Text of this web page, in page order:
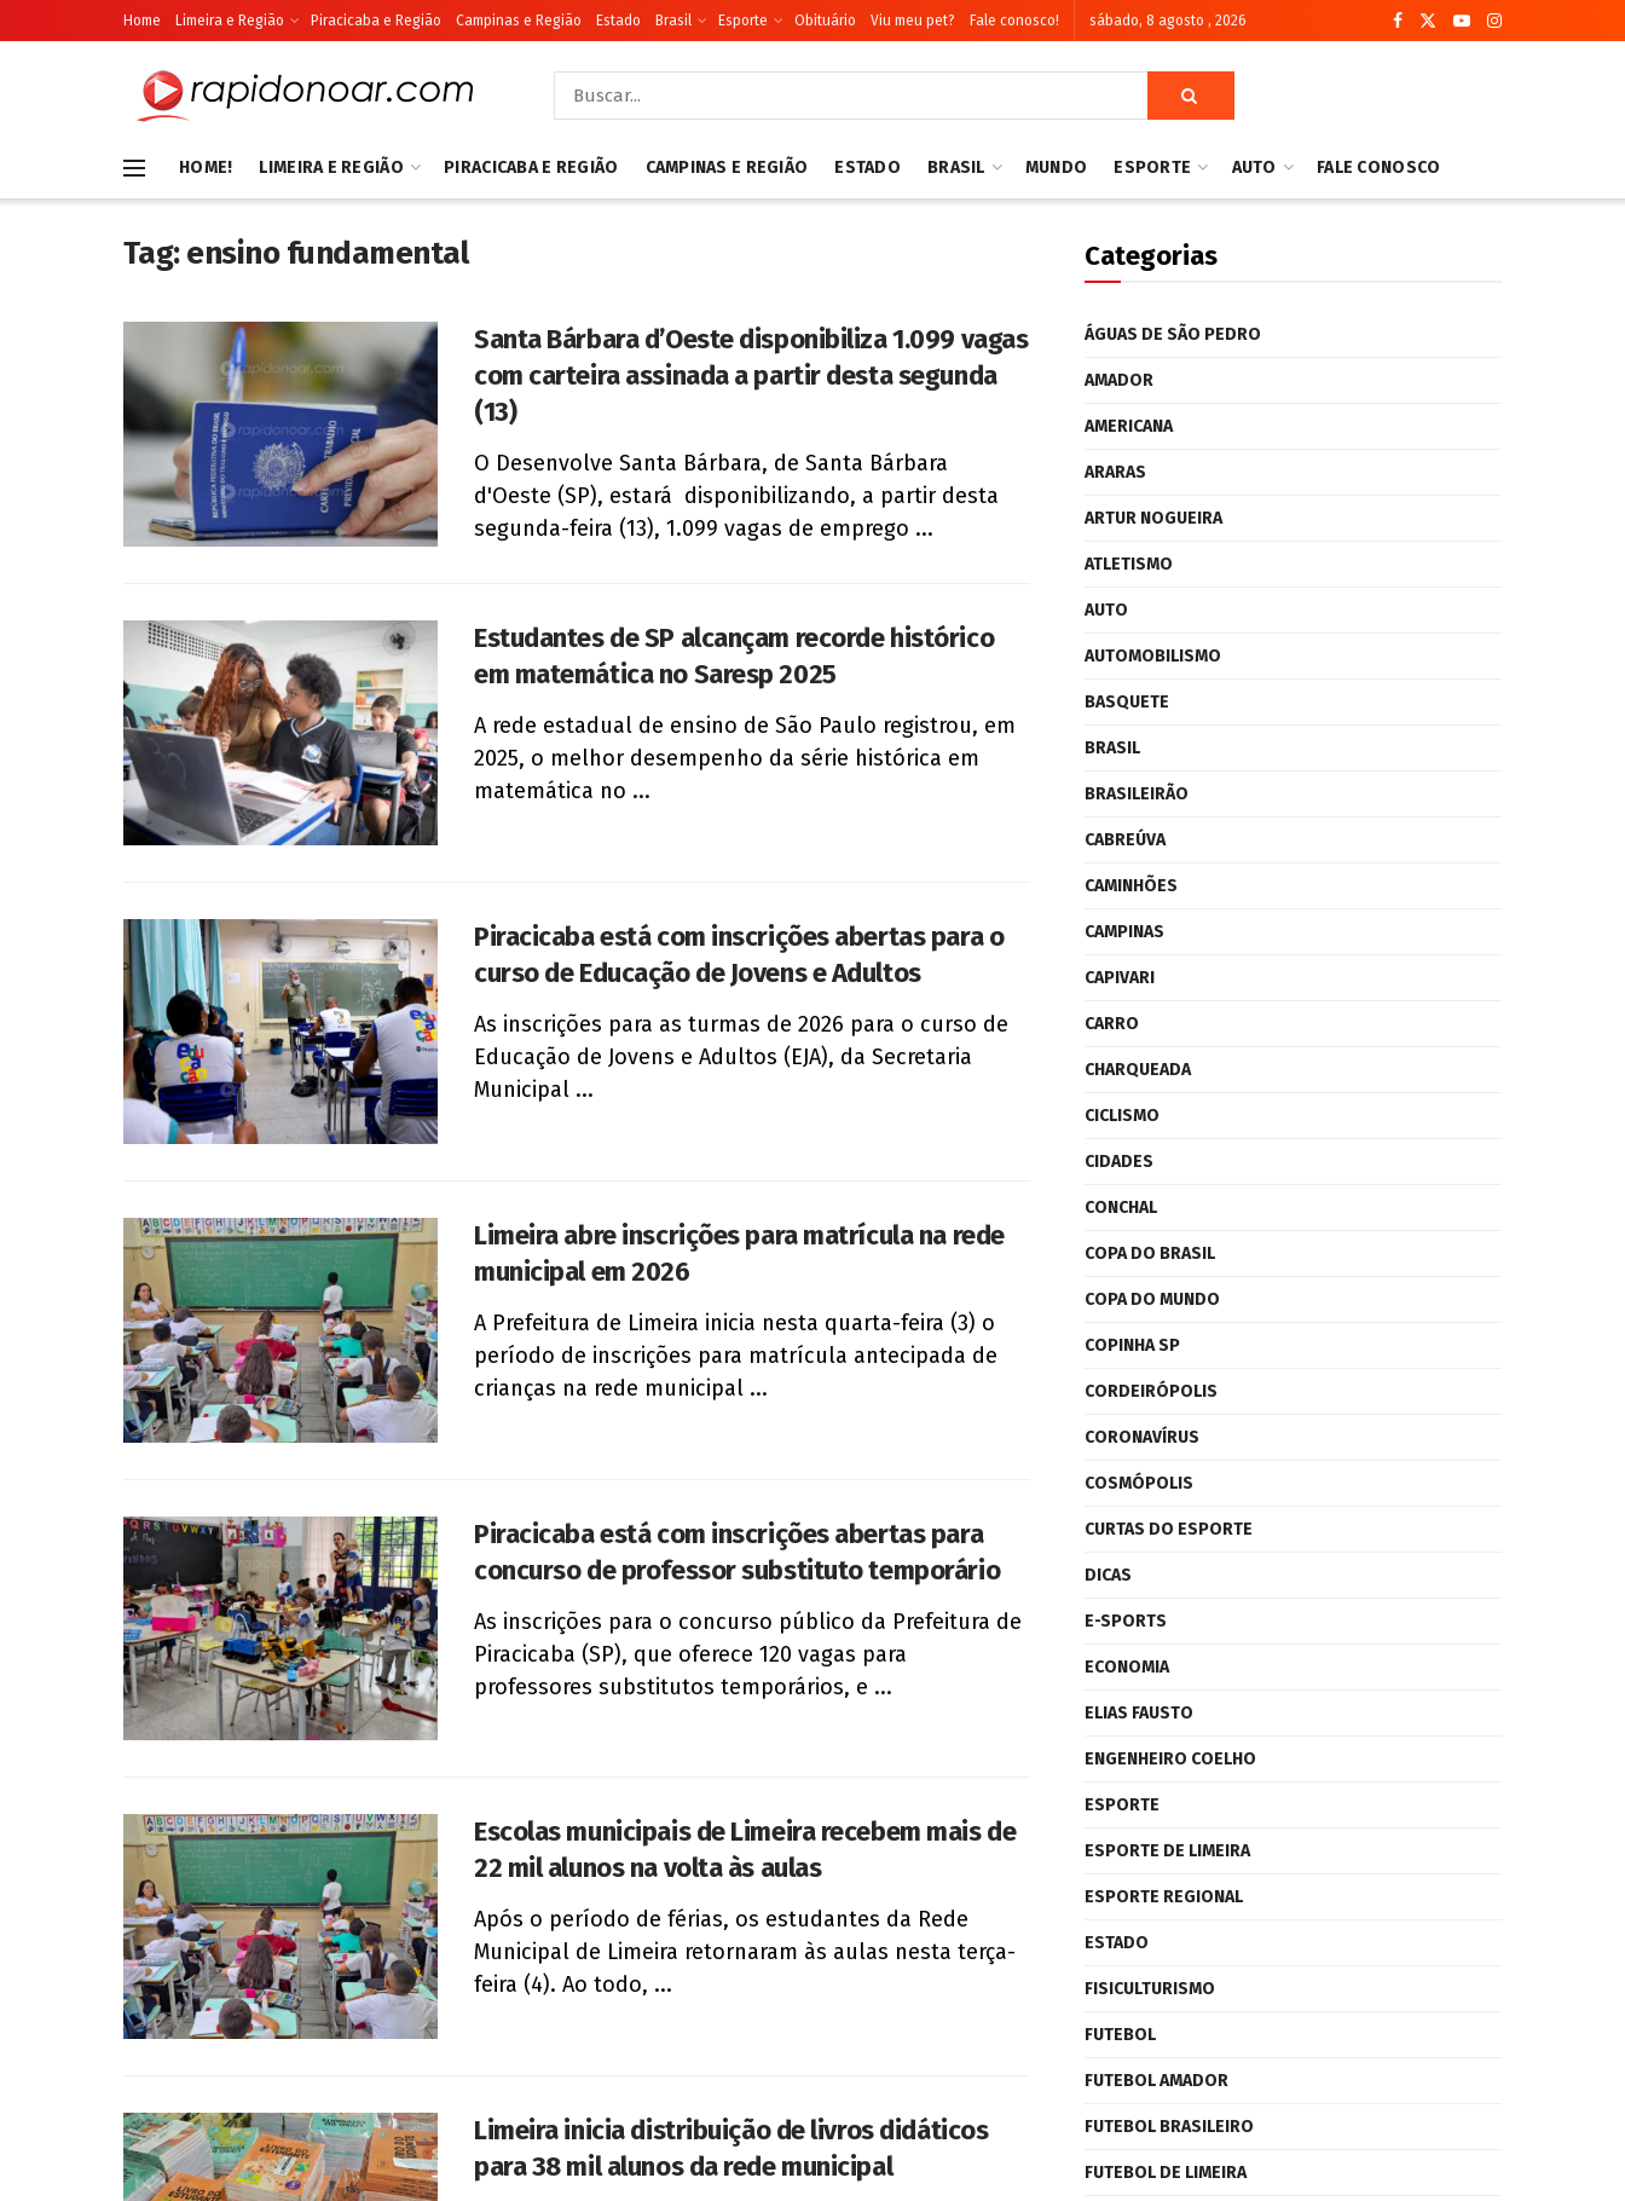
Home Limeira e Região Piracicaba e Região Campinas e Região Estado Brasil Esporte Obituário Viu meu pet? Fale conosco! sábado, 8 agosto , 2026
HOME! LIMEIRA E REGIÃO PIRACICABA E REGIÃO CAMPINAS E REGIÃO ESTADO BRASIL MUNDO ESPORTE AUTO FALE CONOSCO
Tag:ensino fundamental
Santa Bárbara d’Oeste disponibiliza 1.099 vagas
com carteira assinada a partir desta segunda
(13)
O Desenvolve Santa Bárbara, de Santa Bárbara
d'Oeste (SP), estará disponibilizando, a partir desta
segunda-feira (13), 1.099 vagas de emprego ...
Estudantes de SP alcançam recorde histórico
em matemática no Saresp 2025
A rede estadual de ensino de São Paulo registrou, em
2025, o melhor desempenho da série histórica em
matemática no ...
Piracicaba está com inscrições abertas para o
curso de Educação de Jovens e Adultos
As inscrições para as turmas de 2026 para o curso de
Educação de Jovens e Adultos (EJA), da Secretaria
Municipal ...
Limeira abre inscrições para matrícula na rede
municipal em 2026
A Prefeitura de Limeira inicia nesta quarta-feira (3) o
período de inscrições para matrícula antecipada de
crianças na rede municipal ...
Piracicaba está com inscrições abertas para
concurso de professor substituto temporário
As inscrições para o concurso público da Prefeitura de
Piracicaba (SP), que oferece 120 vagas para
professores substitutos temporários, e ...
Escolas municipais de Limeira recebem mais de
22 mil alunos na volta às aulas
Após o período de férias, os estudantes da Rede
Municipal de Limeira retornaram às aulas nesta terça-
feira (4). Ao todo, ...
Limeira inicia distribuição de livros didáticos
para 38 mil alunos da rede municipal
Categorias
ÁGUAS DE SÃO PEDRO
AMADOR
AMERICANA
ARARAS
ARTUR NOGUEIRA
ATLETISMO
AUTO
AUTOMOBILISMO
BASQUETE
BRASIL
BRASILEIRÃO
CABREÚVA
CAMINHÕES
CAMPINAS
CAPIVARI
CARRO
CHARQUEADA
CICLISMO
CIDADES
CONCHAL
COPA DO BRASIL
COPA DO MUNDO
COPINHA SP
CORDEIRÓPOLIS
CORONAVÍRUS
COSMÓPOLIS
CURTAS DO ESPORTE
DICAS
E-SPORTS
ECONOMIA
ELIAS FAUSTO
ENGENHEIRO COELHO
ESPORTE
ESPORTE DE LIMEIRA
ESPORTE REGIONAL
ESTADO
FISICULTURISMO
FUTEBOL
FUTEBOL AMADOR
FUTEBOL BRASILEIRO
FUTEBOL DE LIMEIRA